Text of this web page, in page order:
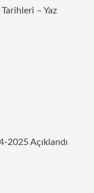
– Yaz
2025 Açıklandı